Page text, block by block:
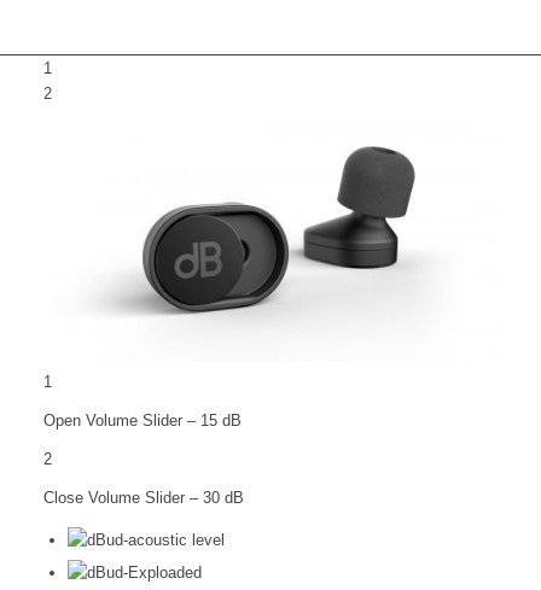
1
2
1
Open Volume Slider – 15 dB
2
Close Volume Slider – 30 dB